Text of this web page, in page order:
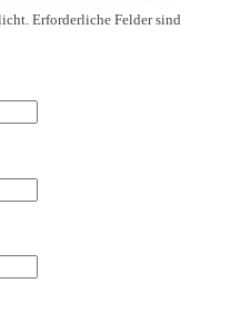
Erforderliche Felder sind